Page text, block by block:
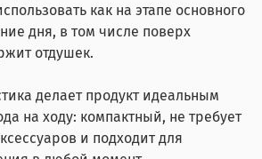
как на этапе основного
дня, в том числе поверх
отдушек.
делает продукт идеальным
на ходу: компактный, не требует
и подходит для